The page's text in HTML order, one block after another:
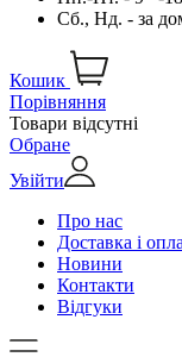
Сб., Нд. - за
Кошик
Порівняння
Товари відсутні
Обране
Увійти
Про нас
Доставка і
Новини
Контакти
Відгуки